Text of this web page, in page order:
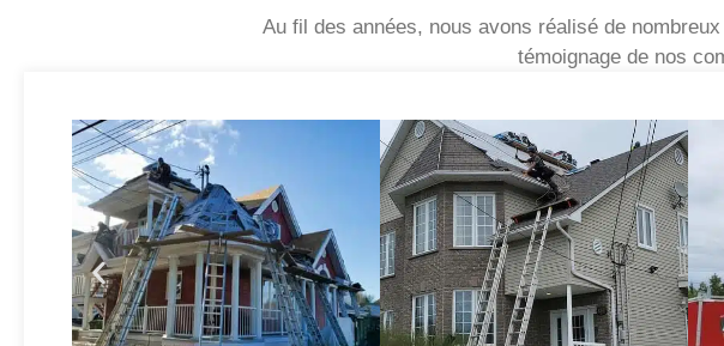
Au fil des années, nous avons réalisé de
témoignage de nos